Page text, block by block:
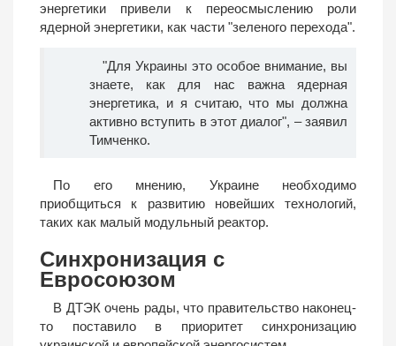
энергетики привели к переосмыслению роли
ядерной энергетики, как части "зеленого перехода".
"Для Украины это особое внимание, вы
знаете, как для нас важна ядерная
энергетика, и я считаю, что мы должна
активно вступить в этот диалог", – заявил
Тимченко.
По его мнению, Украине необходимо
приобщиться к развитию новейших технологий,
таких как малый модульный реактор.
Синхронизация с
Евросоюзом
В ДТЭК очень рады, что правительство наконец-
то поставило в приоритет синхронизацию